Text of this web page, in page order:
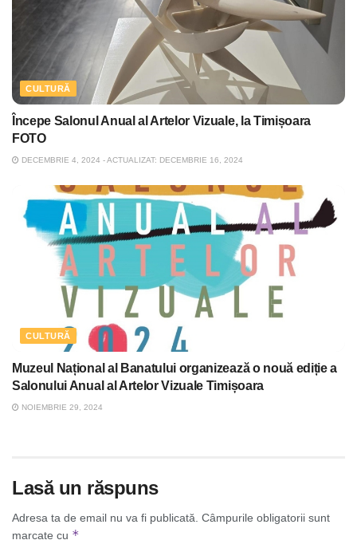
CULTURĂ
Începe Salonul Anual al Artelor Vizuale, la Timișoara
FOTO
DECEMBRIE 4, 2024 - ACTUALIZAT: DECEMBRIE 16, 2024
CULTURĂ
Muzeul Național al Banatului organizează o nouă ediție a
Salonului Anual al Artelor Vizuale Timișoara
NOIEMBRIE 29, 2024
Lasă un răspuns
Adresa ta de email nu va fi publicată. Câmpurile obligatorii sunt
marcate cu *